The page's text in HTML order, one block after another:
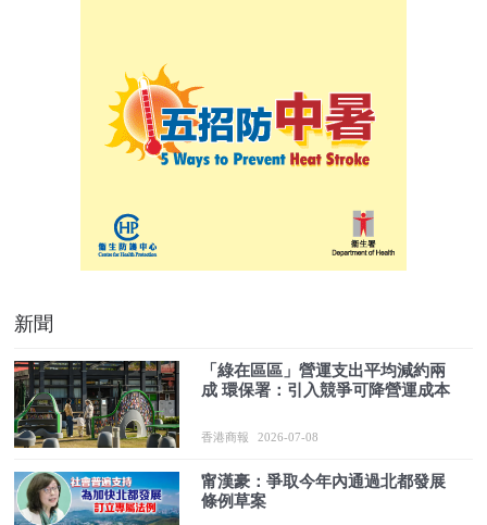
新聞
「綠在區區」營運支出平均減約兩
成 環保署：引入競爭可降營運成本
香港商報 2026-07-08
甯漢豪：爭取今年內通過北都發展
條例草案